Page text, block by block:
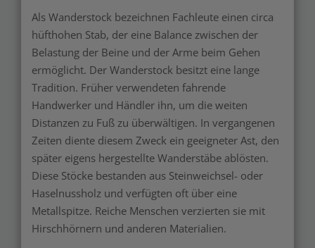
Als Wanderstock bezeichnen Fachleute einen circa
hüfthohen Stab, der eine Balance zwischen der
Belastung der Beine und der Arme beim Gehen
ermöglicht. Der Wanderstock besitzt eine lange
Tradition. Früher verwendeten fahrende
Handwerker und Händler ihn, um die weiten
Distanzen zu Fuß zu überwältigen. In vergangenen
Zeiten diente diesem Zweck ein geeigneter Ast, den
später eigens hergestellte Wanderstäbe ablösten.
Diese Stöcke bestanden aus Steinweichsel- oder
Haselnussholz und verfügten oft über eine
Metallspitze. Reiche Menschen verzierten sie mit
Hirschhörnern und anderen Materialien.